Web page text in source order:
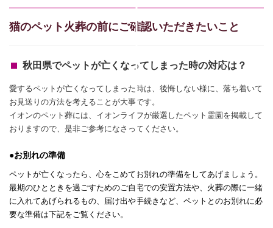
猫のペット火葬の前にご確認いただきたいこと
秋田県でペットが亡くなってしまった時の対応は？
愛するペットが亡くなってしまった時は、後悔しない様に、落ち着いて
お見送りの方法を考えることが大事です。
イオンのペット葬には、イオンライフが厳選したペット霊園を掲載して
おりますので、是非ご参考になさってください。
●お別れの準備
ペットが亡くなったら、心をこめてお別れの準備をしてあげましょう。
最期のひとときを過ごすためのご自宅での安置方法や、火葬の際に一緒
に入れてあげられるもの、届け出や手続きなど、ペットとのお別れに必
要な準備は下記をご覧ください。